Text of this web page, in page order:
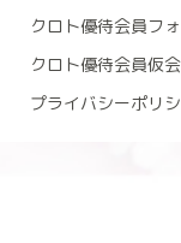
クロト優待会員フ
クロト優待会員仮
プライバシーポリ